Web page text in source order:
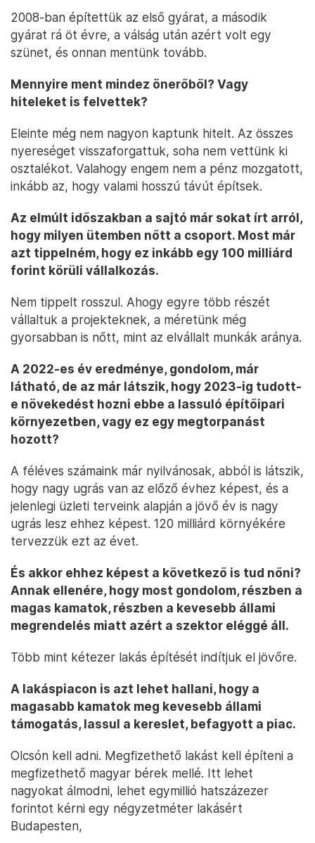
2008-ban építettük az első gyárat, a második
gyárat rá öt évre, a válság után azért volt egy
szünet, és onnan mentünk tovább.
Mennyire ment mindez önerőből? Vagy
hiteleket is felvettek?
Eleinte még nem nagyon kaptunk hitelt. Az összes
nyereséget visszaforgattuk, soha nem vettünk ki
osztalékot. Valahogy engem nem a pénz mozgatott,
inkább az, hogy valami hosszú távút építsek.
Az elmúlt időszakban a sajtó már sokat írt arról,
hogy milyen ütemben nőtt a csoport. Most már
azt tippelném, hogy ez inkább egy 100 milliárd
forint körüli vállalkozás.
Nem tippelt rosszul. Ahogy egyre több részét
vállaltuk a projekteknek, a méretünk még
gyorsabban is nőtt, mint az elvállalt munkák aránya.
A 2022-es év eredménye, gondolom, már
látható, de az már látszik, hogy 2023-ig tudott-
e növekedést hozni ebbe a lassuló építőipari
környezetben, vagy ez egy megtorpanást
hozott?
A féléves számaink már nyilvánosak, abból is látszik,
hogy nagy ugrás van az előző évhez képest, és a
jelenlegi üzleti terveink alapján a jövő év is nagy
ugrás lesz ehhez képest. 120 milliárd környékére
tervezzük ezt az évet.
És akkor ehhez képest a következő is tud nőni?
Annak ellenére, hogy most gondolom, részben a
magas kamatok, részben a kevesebb állami
megrendelés miatt azért a szektor eléggé áll.
Több mint kétezer lakás építését indítjuk el jövőre.
A lakáspiacon is azt lehet hallani, hogy a
magasabb kamatok meg kevesebb állami
támogatás, lassul a kereslet, befagyott a piac.
Olcsón kell adni. Megfizethető lakást kell építeni a
megfizethető magyar bérek mellé. Itt lehet
nagyokat álmodni, lehet egymillió hatszázezer
forintot kérni egy négyzetméter lakásért
Budapesten,